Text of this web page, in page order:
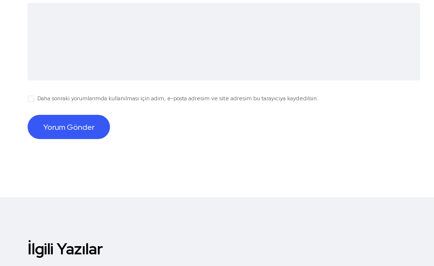
Daha sonraki yorumlarımda kullanılması için adım, e-posta adresim ve site adresim bu tarayıcıya kaydedilsin.
İlgili Yazılar